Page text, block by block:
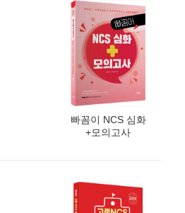
빠꼼이 NCS 심화
+모의고사